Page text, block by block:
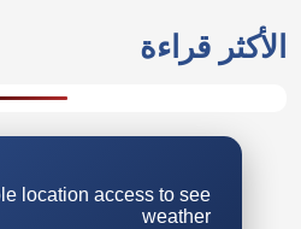
الأكثر قراءة
location access to see
weather